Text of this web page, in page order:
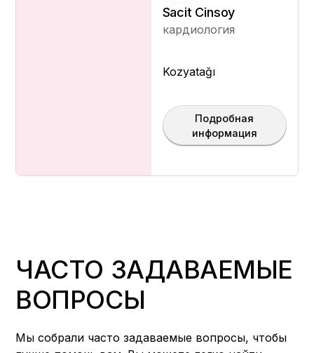
Sacit Cinsoy
кардиология
Kozyatağı
Подробная
информация
ЧАСТО ЗАДАВАЕМЫЕ
ВОПРОСЫ
Мы собрали часто задаваемые вопросы, чтобы